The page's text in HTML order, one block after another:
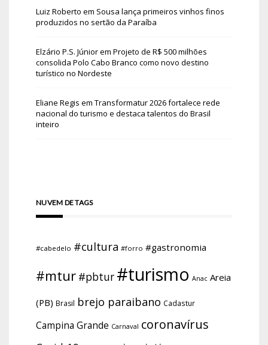
Luiz Roberto em Sousa lança primeiros vinhos finos
produzidos no sertão da Paraíba
Elzário P.S. Júniorem Projeto de R$ 500 milhões
consolida Polo Cabo Branco como novo destino
turístico no Nordeste
Eliane Regis em Transformatur 2026 fortalece rede
nacional do turismo e destaca talentos do Brasil
inteiro
NUVEM DE TAGS
#cabedelo #cultura #forro #gastronomia
#mtur #pbtur #turismo Anac Areia
(PB) Brasil brejo paraibano Cadastur
Campina Grande Carnaval coronavírus